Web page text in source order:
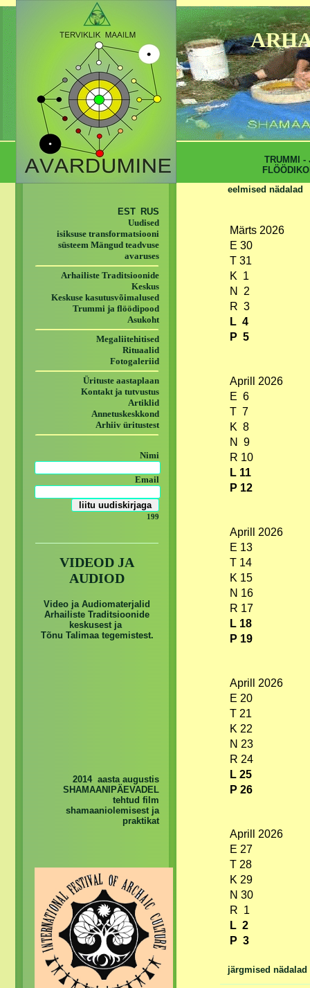
eelmised nädalad
Märts 2026
E 30
T 31
K 1
N 2
R 3
L 4
P 5
Aprill 2026
E 6
T 7
K 8
N 9
R 10
L 11
P 12
Aprill 2026
E 13
T 14
K 15
N 16
R 17
L 18
P 19
Aprill 2026
E 20
T 21
K 22
N 23
R 24
L 25
P 26
Aprill 2026
E 27
T 28
K 29
N 30
R 1
L 2
P 3
järgmised nädalad
EST RUS
Uudised
isiksuse transformatsiooni
süsteem Mängud teadvuse
avaruses
Arhailiste Traditsioonide
Keskus
Keskuse kasutusvõimalused
Trummi ja flöödipood
Asukoht
Megaliitehitised
Rituaalid
Fotogaleriid
Ürituste aastaplaan
Kontakt ja tutvustus
Artiklid
Annetuskeskkond
Arhiiv üritustest
Nimi
Email
199
VIDEOD JA
AUDIOD
Video ja Audiomaterjalid
Arhailiste Traditsioonide
keskusest ja
Tõnu Talimaa tegemistest.
2014 aasta augustis
SHAMAANIPÄEVADEL
tehtud film
shamaaniolemisest ja
praktikat
TRUMMI -